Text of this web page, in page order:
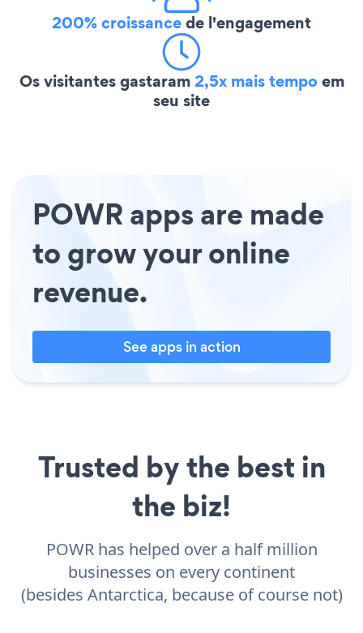
200% croissancede l'engagement
Os visitantes gastaram2,5x mais tempoem
seu site
POWR apps are made
to grow your online
revenue.
See apps in action
Trusted by the best in
the biz!
POWR has helped over a half million
businesses on every continent
(besides Antarctica, because of course not)